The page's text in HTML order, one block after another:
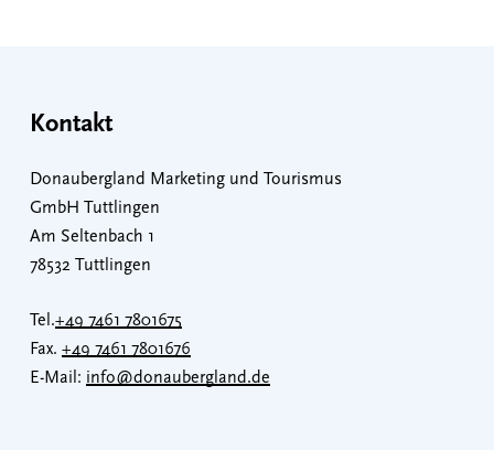
Kontakt
Donaubergland Marketing und Tourismus
GmbH Tuttlingen
Am Seltenbach 1
78532 Tuttlingen
Tel.+49 7461 7801675
Fax. +49 7461 7801676
E-Mail: info@donaubergland.de